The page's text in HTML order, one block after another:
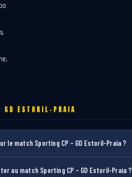
GD ESTORIL-PRAIA
le match Sporting CP – GD Estoril-Praia ?
au match Sporting CP – GD Estoril-Praia ?